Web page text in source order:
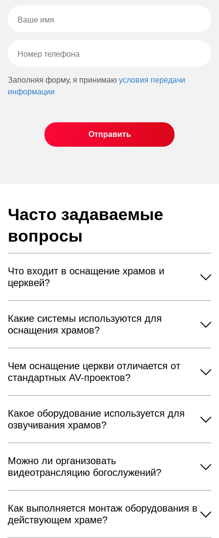
Заполняя форму, я принимаю условия передачи
информации
Часто задаваемые
вопросы
Что входит в оснащение храмов и
церквей?
Какие системы используются для
оснащения храмов?
Чем оснащение церкви отличается от
стандартных AV-проектов?
Какое оборудование используется для
озвучивания храмов?
Можно ли организовать
видеотрансляцию богослужений?
Как выполняется монтаж оборудования в
действующем храме?